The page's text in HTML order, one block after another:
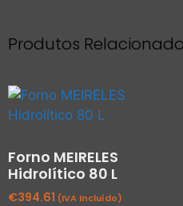
Produtos
Forno MEIRELES
Hidrolítico 80 L
€394.61 (IVA Incluído)